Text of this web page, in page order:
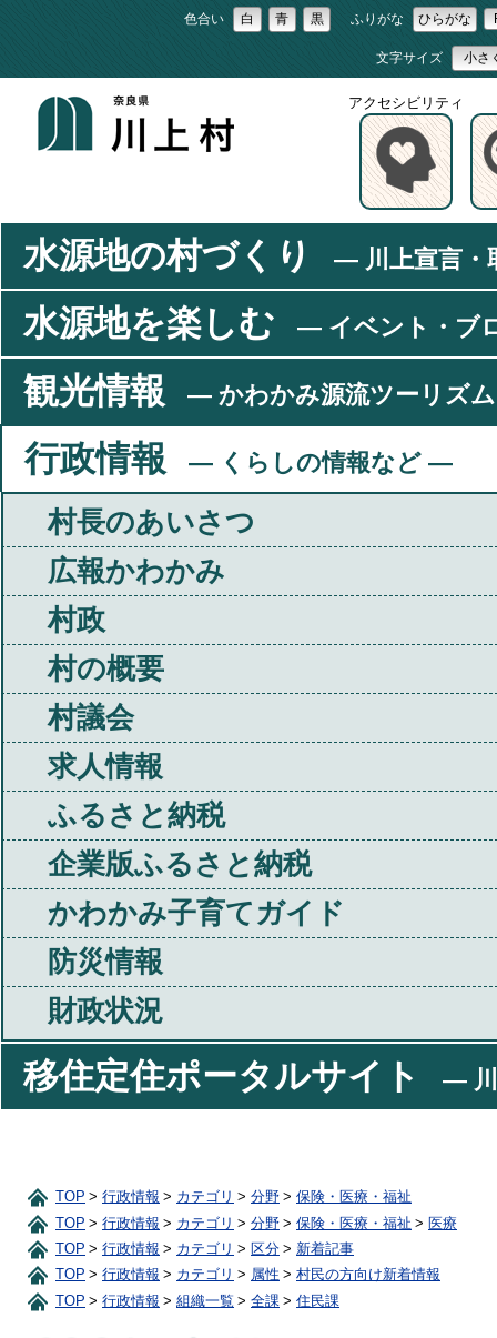
色合い 白 青 黒 ふりがな ひらがな
文字サイズ 小さ
アクセシビリティ
水源地の村づくり ― 川上宣言・
水源地を楽しむ ― イベント・ブ
観光情報 ― かわかみ源流ツーリズ
行政情報 ― くらしの情報など ―
村長のあいさつ
広報かわかみ
村政
村の概要
村議会
求人情報
ふるさと納税
企業版ふるさと納税
かわかみ子育てガイド
防災情報
財政状況
移住定住ポータルサイト ―
TOP 行政情報 カテゴリ 分野
保険・医療・福祉
TOP
行政情報 カテゴリ 分野 保険・医療・福祉
医療
TOP
行政情報 カテゴリ 区分
新着記事
TOP
行政情報 カテゴリ 属性
村民の方向け新着情報
TOP
行政情報 組織一覧 全課 住民課